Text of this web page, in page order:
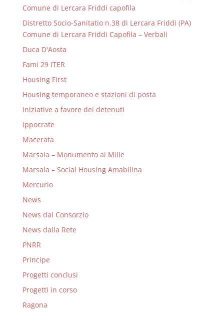
Comune di Lercara Friddi capofila
Distretto Socio-Sanitatio n.38 di Lercara Friddi (PA)
Comune di Lercara Friddi Capofila – Verbali
Duca D'Aosta
Fami 29 ITER
Housing First
Housing temporaneo e stazioni di posta
Iniziative a favore dei detenuti
Ippocrate
Macerata
Marsala – Monumento ai Mille
Marsala – Social Housing Amabilina
Mercurio
News
News dal Consorzio
News dalla Rete
PNRR
Principe
Progetti conclusi
Progetti in corso
Ragona